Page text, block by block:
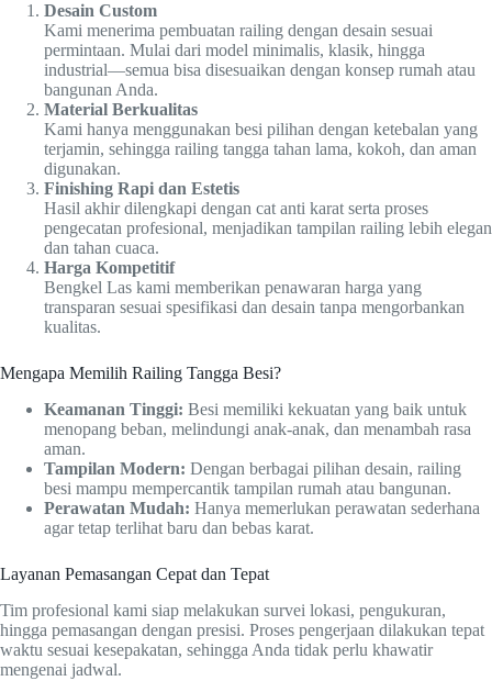
Desain Custom
Kami menerima pembuatan railing dengan desain sesuai
permintaan. Mulai dari model minimalis, klasik, hingga
industrial—semua bisa disesuaikan dengan konsep rumah atau
bangunan Anda.
Material Berkualitas
Kami hanya menggunakan besi pilihan dengan ketebalan yang
terjamin, sehingga railing tangga tahan lama, kokoh, dan aman
digunakan.
Finishing Rapi dan Estetis
Hasil akhir dilengkapi dengan cat anti karat serta proses
pengecatan profesional, menjadikan tampilan railing lebih elegan
dan tahan cuaca.
Harga Kompetitif
Bengkel Las kami memberikan penawaran harga yang
transparan sesuai spesifikasi dan desain tanpa mengorbankan
kualitas.
Mengapa Memilih Railing Tangga Besi?
Keamanan Tinggi: Besi memiliki kekuatan yang baik untuk
menopang beban, melindungi anak-anak, dan menambah rasa
aman.
Tampilan Modern: Dengan berbagai pilihan desain, railing
besi mampu mempercantik tampilan rumah atau bangunan.
Perawatan Mudah: Hanya memerlukan perawatan sederhana
agar tetap terlihat baru dan bebas karat.
Layanan Pemasangan Cepat dan Tepat
Tim profesional kami siap melakukan survei lokasi, pengukuran,
hingga pemasangan dengan presisi. Proses pengerjaan dilakukan tepat
waktu sesuai kesepakatan, sehingga Anda tidak perlu khawatir
mengenai jadwal.